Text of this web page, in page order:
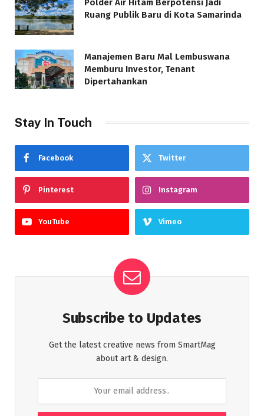
Polder Air Hitam Berpotensi Jadi
Ruang Publik Baru di Kota Samarinda
Manajemen Baru Mal Lembuswana
Memburu Investor, Tenant
Dipertahankan
Stay In Touch
Facebook Twitter
Pinterest Instagram
YouTube Vimeo
Subscribe to Updates
Get the latest creative news from SmartMag
about art & design.